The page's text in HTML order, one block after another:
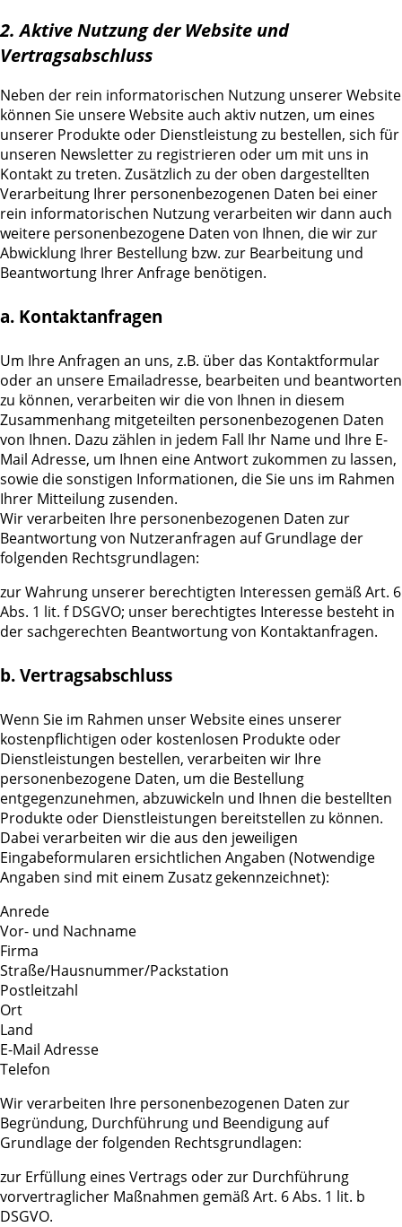
2. Aktive Nutzung der Website und
Vertragsabschluss
Neben der rein informatorischen Nutzung unserer Website
können Sie unsere Website auch aktiv nutzen, um eines
unserer Produkte oder Dienstleistung zu bestellen, sich für
unseren Newsletter zu registrieren oder um mit uns in
Kontakt zu treten. Zusätzlich zu der oben dargestellten
Verarbeitung Ihrer personenbezogenen Daten bei einer
rein informatorischen Nutzung verarbeiten wir dann auch
weitere personenbezogene Daten von Ihnen, die wir zur
Abwicklung Ihrer Bestellung bzw. zur Bearbeitung und
Beantwortung Ihrer Anfrage benötigen.
a. Kontaktanfragen
Um Ihre Anfragen an uns, z.B. über das Kontaktformular
oder an unsere Emailadresse, bearbeiten und beantworten
zu können, verarbeiten wir die von Ihnen in diesem
Zusammenhang mitgeteilten personenbezogenen Daten
von Ihnen. Dazu zählen in jedem Fall Ihr Name und Ihre E-
Mail Adresse, um Ihnen eine Antwort zukommen zu lassen,
sowie die sonstigen Informationen, die Sie uns im Rahmen
Ihrer Mitteilung zusenden.
Wir verarbeiten Ihre personenbezogenen Daten zur
Beantwortung von Nutzeranfragen auf Grundlage der
folgenden Rechtsgrundlagen:
zur Wahrung unserer berechtigten Interessen gemäß Art. 6
Abs. 1 lit. f DSGVO; unser berechtigtes Interesse besteht in
der sachgerechten Beantwortung von Kontaktanfragen.
b. Vertragsabschluss
Wenn Sie im Rahmen unser Website eines unserer
kostenpflichtigen oder kostenlosen Produkte oder
Dienstleistungen bestellen, verarbeiten wir Ihre
personenbezogene Daten, um die Bestellung
entgegenzunehmen, abzuwickeln und Ihnen die bestellten
Produkte oder Dienstleistungen bereitstellen zu können.
Dabei verarbeiten wir die aus den jeweiligen
Eingabeformularen ersichtlichen Angaben (Notwendige
Angaben sind mit einem Zusatz gekennzeichnet):
Anrede
Vor- und Nachname
Firma
Straße/Hausnummer/Packstation
Postleitzahl
Ort
Land
E-Mail Adresse
Telefon
Wir verarbeiten Ihre personenbezogenen Daten zur
Begründung, Durchführung und Beendigung auf
Grundlage der folgenden Rechtsgrundlagen:
zur Erfüllung eines Vertrags oder zur Durchführung
vorvertraglicher Maßnahmen gemäß Art. 6 Abs. 1 lit. b
DSGVO.